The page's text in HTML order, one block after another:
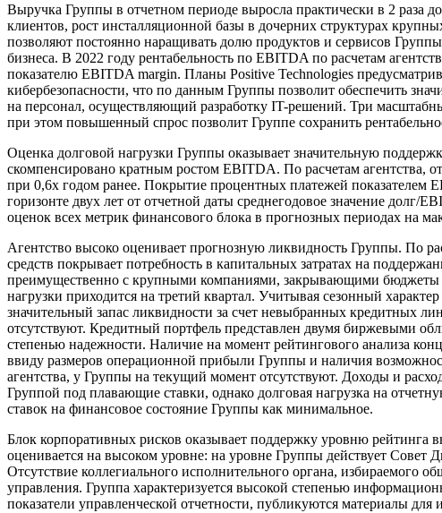
Выручка Группы в отчетном периоде выросла практически в 2 раза
клиентов, рост инсталляционной базы в дочерних структурах
позволяют постоянно наращивать долю продуктов и сервисов
бизнеса. В 2022 году рентабельность по EBITDA по расчетам
показателю EBITDA margin. Планы Positive Technologies
кибербезопасности, что по данным Группы позволит обеспечить
на персонал, осуществляющий разработку IT-решений. Три
при этом повышенный спрос позволит Группе сохранить
Оценка долговой нагрузки Группы оказывает значительную
скомпенсировано кратным ростом EBITDA. По расчетам агентства,
при 0,6х годом ранее. Покрытие процентных платежей показателем
горизонте двух лет от отчетной даты среднегодовое значение
оценок всех метрик финансового блока в прогнозных периодах на
Агентство высоко оценивает прогнозную ликвидность Группы. По
средств покрывает потребность в капитальных затратах на
преимущественно с крупными компаниями, закрывающими бюджеты в
нагрузки приходится на третий квартал. Учитывая сезонный
значительный запас ликвидности за счет невыбранных кредитных
отсутствуют. Кредитный портфель представлен двумя биржевыми
степенью надежности. Наличие на момент рейтингового анализа
ввиду размеров операционной прибыли Группы и наличия
агентства, у Группы на текущий момент отсутствуют. Доходы и
Группой под плавающие ставки, однако долговая нагрузка на
ставок на финансовое состояние Группы как минимальное.
Блок корпоративных рисков оказывает поддержку уровню рейтинга
оценивается на высоком уровне: на уровне Группы действует
Отсутствие коллегиального исполнительного органа, избираемого
управления. Группа характеризуется высокой степенью
показатели управленческой отчетности, публикуются материалы